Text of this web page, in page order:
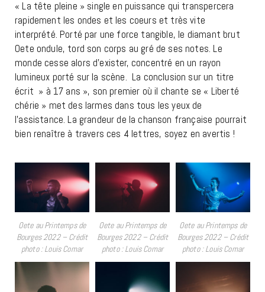
« La tête pleine » single en puissance qui transpercera
rapidement les ondes et les coeurs et très vite
interprété. Porté par une force tangible, le diamant brut
Oete ondule, tord son corps au gré de ses notes. Le
monde cesse alors d’exister, concentré en un rayon
lumineux porté sur la scène. La conclusion sur un titre
écrit » à 17 ans », son premier où il chante se « Liberté
chérie » met des larmes dans tous les yeux de
l’assistance. La grandeur de la chanson française pourrait
bien renaître à travers ces 4 lettres, soyez en avertis !
Oete au Printemps de
Bourges 2022 – Crédit
photo : Louis Comar
Oete au Printemps de
Bourges 2022 – Crédit
photo : Louis Comar
Oete au Printemps de
Bourges 2022 – Crédit
photo : Louis Comar